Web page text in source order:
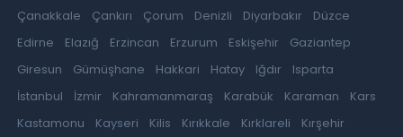
Çanakkale
Çankırı Çorum Denizli Diyarbakır
Düzce
Edirne
Elazığ Erzincan Erzurum Eskişehir
Gaziantep
Giresun
Gümüşhane Hakkari Hatay Iğdır
Isparta
İstanbul
İzmir Kahramanmaraş Karabük Karaman
Kars
Kastamonu
Kayseri Kilis Kırıkkale Kırklareli
Kırşehir